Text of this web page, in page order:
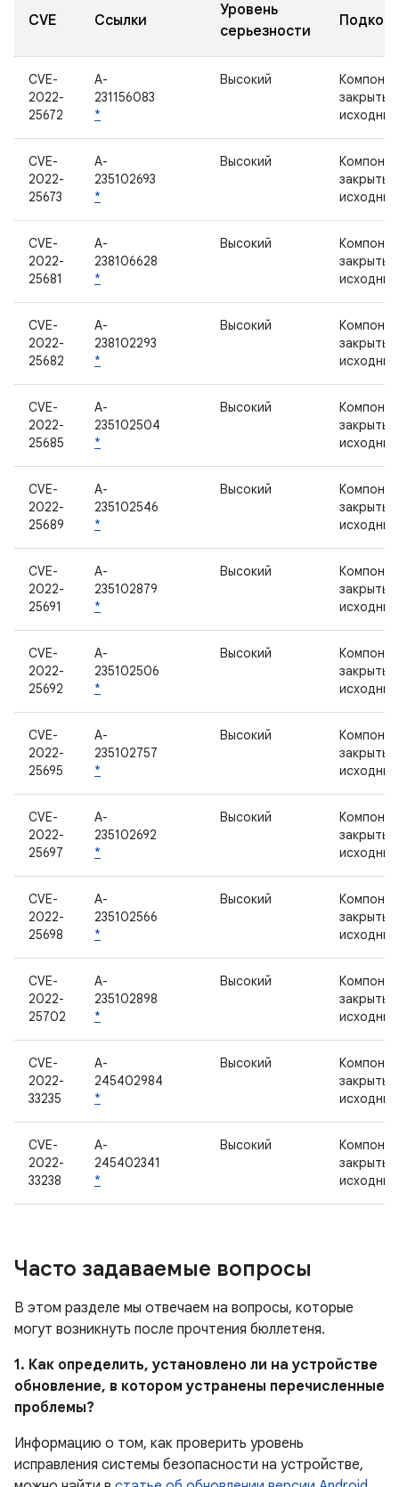
CVE Ссылки
Уровень
серьезности
CVE-
2022-
25672
A-
231156083
*
Высокий
закрытым
CVE-
2022-
25673
A-
235102693
*
Высокий
закрытым
CVE-
2022-
25681
A-
238106628
*
Высокий
закрытым
CVE-
2022-
25682
A-
238102293
*
Высокий
закрытым
CVE-
2022-
25685
A-
235102504
*
Высокий
закрытым
CVE-
2022-
25689
A-
235102546
*
Высокий
закрытым
CVE-
2022-
25691
A-
235102879
*
Высокий
закрытым
CVE-
2022-
25692
A-
235102506
*
Высокий
закрытым
CVE-
2022-
25695
A-
235102757
*
Высокий
закрытым
CVE-
2022-
25697
A-
235102692
*
Высокий
закрытым
CVE-
2022-
25698
A-
235102566
*
Высокий
закрытым
CVE-
2022-
25702
A-
235102898
*
Высокий
закрытым
CVE-
2022-
33235
A-
245402984
*
Высокий
закрытым
CVE-
2022-
33238
A-
245402341
*
Высокий
закрытым
Часто задаваемые вопросы
В этом разделе мы отвечаем на вопросы, которые
могут возникнуть после прочтения бюллетеня.
1. Как определить, установлено ли на устройстве
обновление, в котором устранены перечисленные
проблемы?
Информацию о том, как проверить уровень
исправления системы безопасности на устройстве,